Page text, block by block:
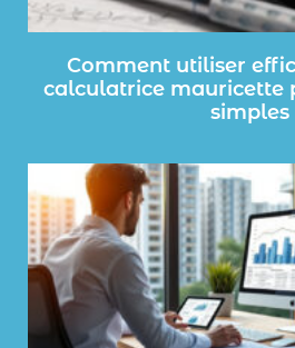
Comment utiliser
calculatrice mauricette
simples